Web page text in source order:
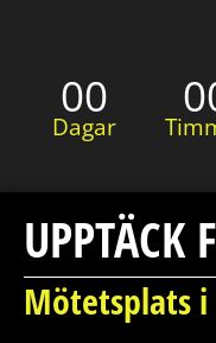
00
Dagar
UPPTÄCK
Mötetsplats i